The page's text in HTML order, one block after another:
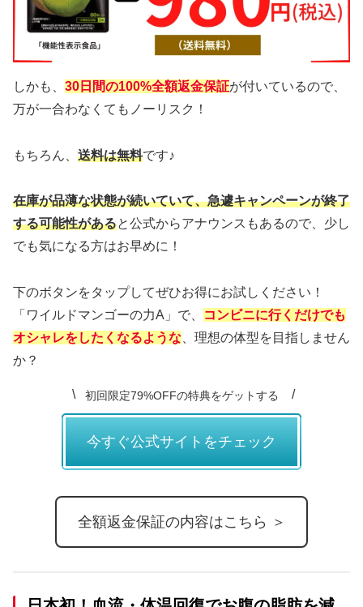
しかも、 30日間の100%全額返金保証が付いているので、
万が一合わなくてもノーリスク！
もちろん、 送料は無料です♪
在庫が品薄な状態が続いていて、急遽キャンペーンが終了
する可能性があると公式からアナウンスもあるので、少し
でも気になる方はお早めに！
下のボタンをタップしてぜひお得にお試しください！
「ワイルドマンゴーの力A」で、
コンビニに行くだけでも
オシャレをしたくなるような 、理想の体型を目指しません
か？
初回限定79%OFFの特典をゲットする
今すぐ公式サイトをチェック
全額返金保証の内容はこちら ＞